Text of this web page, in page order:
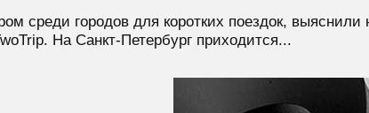
среди городов для коротких поездок,
На Санкт-Петербург приходится...